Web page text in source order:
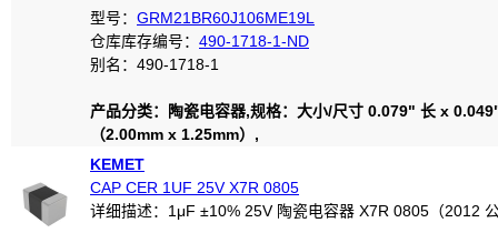
型号： GRM21BR60J106ME19L
仓库库存编号： 490-1718-1-ND
别名：490-1718-1
产品分类：陶瓷电容器,规格：大小/尺寸 0.079" 长 x
（2.00mm x 1.25mm）,
KEMET
CAP CER 1UF 25V X7R 0805
详细描述：1μF ±10% 25V 陶瓷电容器 X7R 0805（2012